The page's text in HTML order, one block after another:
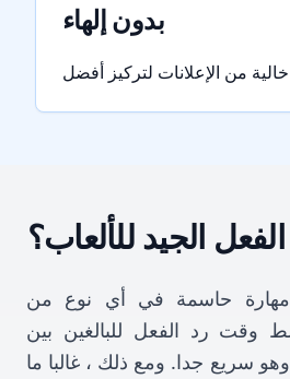
بدون إلهاء
الجيد للألعاب؟
حاسمة في أي نوع من
وقت رد الفعل للبالغين بين
، وهو سريع جدا. ومع ذلك ، غالبا ما